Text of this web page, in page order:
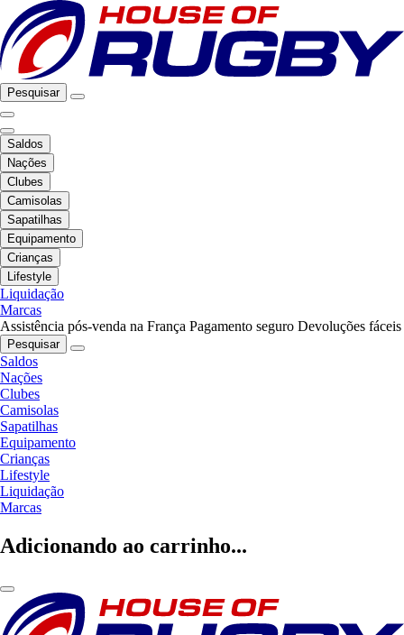
Pesquisar
Saldos
Nações
Clubes
Camisolas
Sapatilhas
Equipamento
Crianças
Lifestyle
Liquidação
Marcas
Assistência pós-venda na França Pagamento seguro Devoluções fáceis
Pesquisar
Saldos
Nações
Clubes
Camisolas
Sapatilhas
Equipamento
Crianças
Lifestyle
Liquidação
Marcas
Adicionando ao carrinho...